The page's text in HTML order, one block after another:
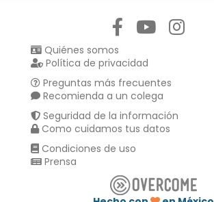
Quiénes somos
Política de privacidad
Preguntas más frecuentes
Recomienda a un colega
Seguridad de la información
Como cuidamos tus datos
Condiciones de uso
Prensa